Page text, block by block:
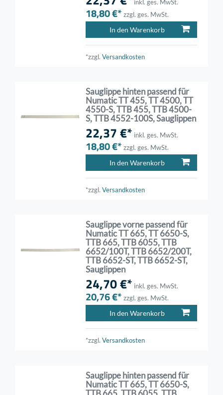
inkl. ges. MwSt.
18,80 €* zzgl. ges. MwSt.
In den Warenkorb
*zzgl.Versandkosten
Sauglippe hinten passend für
Numatic TT 455, TT 4500, TT
4550-S, TTB 455, TTB 4500-
S, TTB 4552-100S, Sauglippen
22,37 €* inkl. ges. MwSt.
18,80 €* zzgl. ges. MwSt.
In den Warenkorb
*zzgl.Versandkosten
Sauglippe vorne passend für
Numatic TT 665, TT 6650-S,
TTB 665, TTB 6055, TTB
6652/100T, TTB 6652/200T,
TTB 6652-ST, TTB 6652-ST,
Sauglippen
24,70 €* inkl. ges. MwSt.
20,76 €* zzgl. ges. MwSt.
In den Warenkorb
*zzgl.Versandkosten
Sauglippe hinten passend für
Numatic TT 665, TT 6650-S,